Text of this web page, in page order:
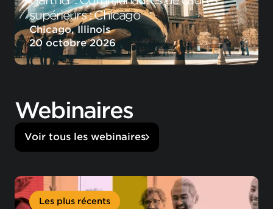
supérieurs : Chicago
Chicago, Illinois
20 octobre 2026
Webinaires
Voir tous les webinaires
Les plus récents